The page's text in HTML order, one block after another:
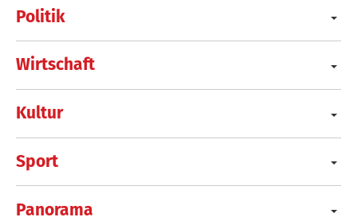
Politik
Wirtschaft
Kultur
Sport
Panorama